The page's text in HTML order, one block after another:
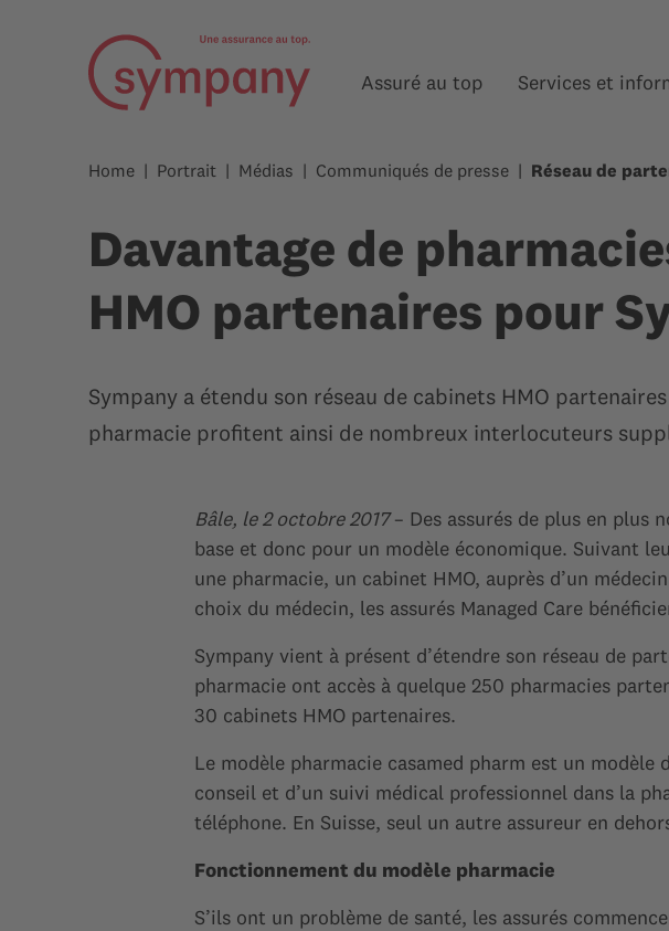
Assuré au top Afficher le sous-
Services et
Home Portrait Médias Communiqués de presse Réseau de
Davantage de
HMO partenaires pour
Sympany a étendu son réseau de cabinets HMO
pharmacie profitent ainsi de nombreux interlocuteurs
Bâle, le 2 octobre 2017– Des assurés de plus en plus
base et donc pour un modèle économique. Suivant
une pharmacie, un cabinet HMO, auprès d’un
choix du médecin, les assurés Managed Care
Sympany vient à présent d’étendre son réseau de
pharmacie ont accès à quelque 250 pharmacies
30 cabinets HMO partenaires.
Le modèle pharmacie casamed pharm est un modèle
conseil et d’un suivi médical professionnel dans la
téléphone. En Suisse, seul un autre assureur en
Fonctionnement du modèle pharmacie
S’ils ont un problème de santé, les assurés